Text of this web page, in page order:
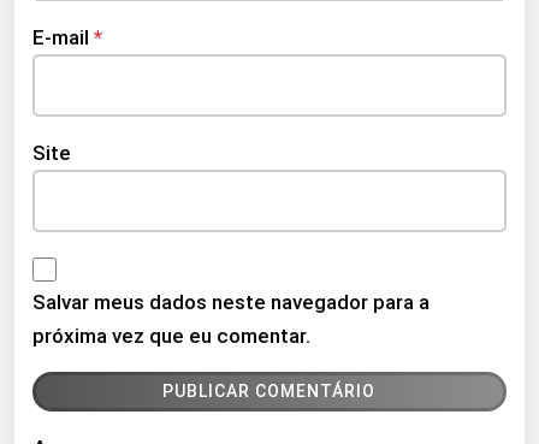
E-mail *
Site
Salvar meus dados neste navegador para a
próxima vez que eu comentar.